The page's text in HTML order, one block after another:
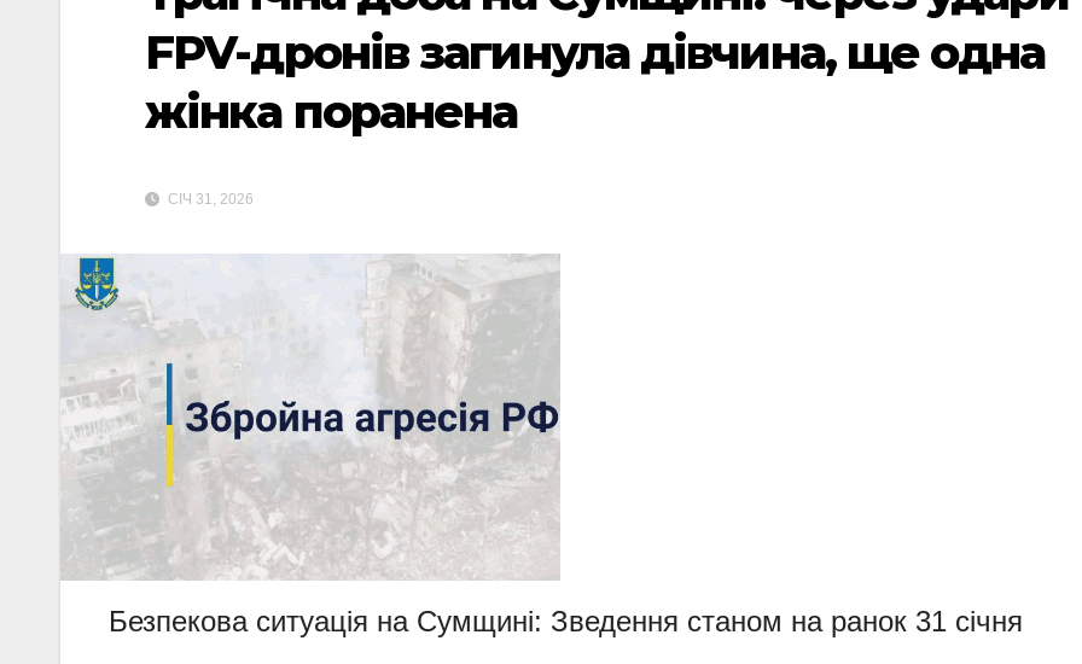
FPV-дронів загинула дівчина, ще одна
жінка поранена
СІЧ 31, 2026
Безпекова ситуація на Сумщині: Зведення станом на ранок 31 січня